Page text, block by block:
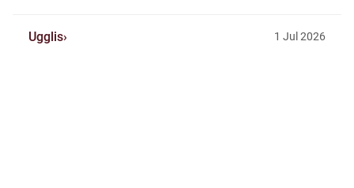
Ugglis 1 Jul 2026